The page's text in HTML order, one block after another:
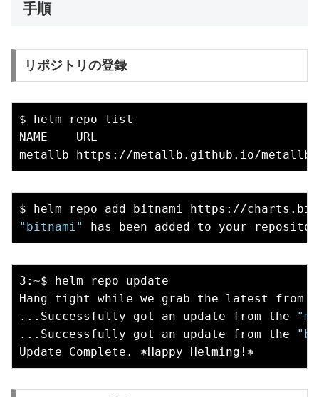
手順
リポジトリの登録
$ helm repo list
NAME    URL
"bitnami"
3:~$ helm repo update
Hang tight while we grab the latest
...Successfully got an update from the
...Successfully got an update from the